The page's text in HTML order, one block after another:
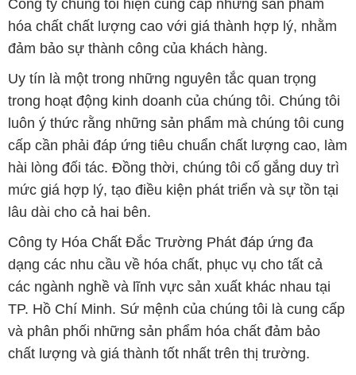
Công ty chúng tôi hiện cung cấp những sản phẩm
hóa chất chất lượng cao với giá thành hợp lý, nhằm
đảm bảo sự thành công của khách hàng.
Uy tín là một trong những nguyên tắc quan trọng
trong hoạt động kinh doanh của chúng tôi. Chúng tôi
luôn ý thức rằng những sản phẩm mà chúng tôi cung
cấp cần phải đáp ứng tiêu chuẩn chất lượng cao, làm
hài lòng đối tác. Đồng thời, chúng tôi cố gắng duy trì
mức giá hợp lý, tạo điều kiện phát triển và sự tồn tại
lâu dài cho cả hai bên.
Công ty Hóa Chất Đắc Trường Phát đáp ứng đa
dạng các nhu cầu về hóa chất, phục vụ cho tất cả
các ngành nghề và lĩnh vực sản xuất khác nhau tại
TP. Hồ Chí Minh. Sứ mệnh của chúng tôi là cung cấp
và phân phối những sản phẩm hóa chất đảm bảo
chất lượng và giá thành tốt nhất trên thị trường.